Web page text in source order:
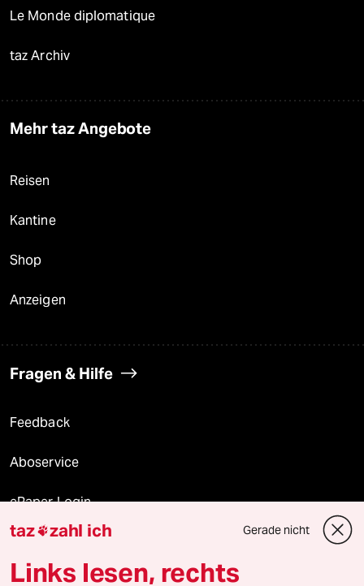
Le Monde diplomatique
taz Archiv
Mehr taz Angebote
Reisen
Kantine
Shop
Anzeigen
Fragen & Hilfe
Feedback
Aboservice
ePaper Login
Downloads für Abonnierende
taz zahl ich Gerade nicht
Links lesen, rechts